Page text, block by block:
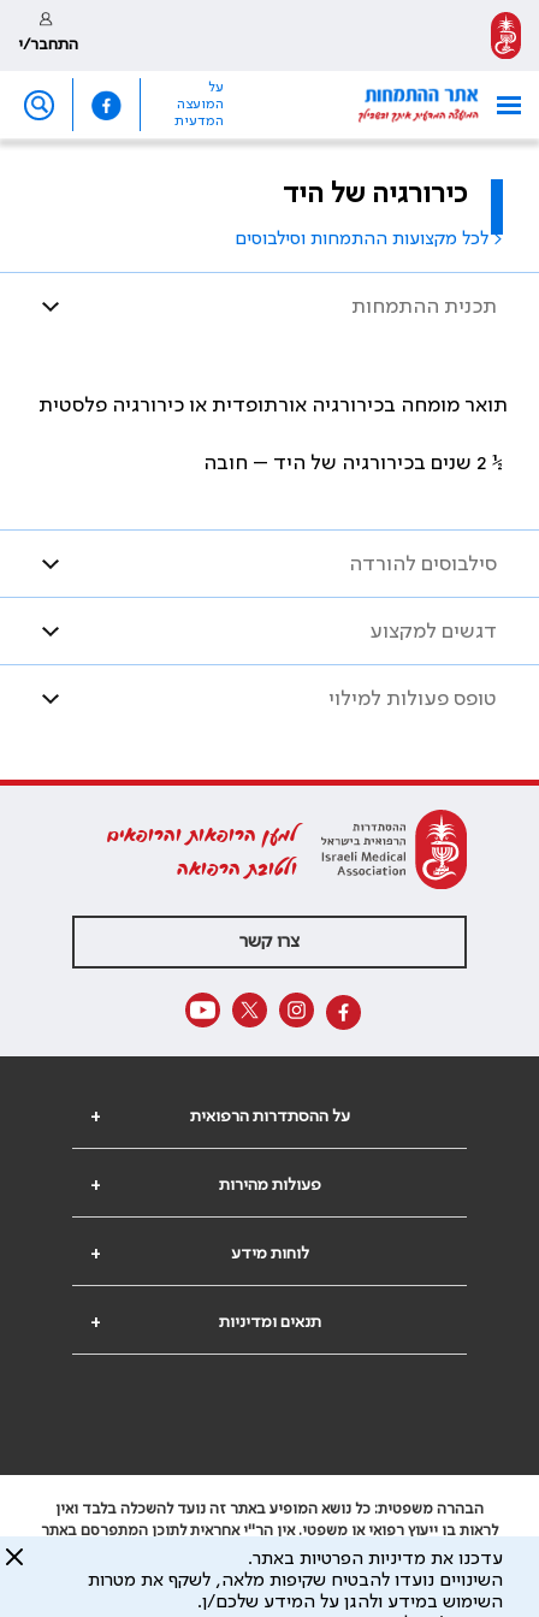
התחבר/י
על
המועצה
המדעית
כירורגיה של היד
< לכל מקצועות ההתמחות וסילבוסים
תכנית ההתמחות
תואר מומחה בכירורגיה אורתופדית או כירורגיה פלסטית
½ 2 שנים בכירורגיה של היד – חובה
סילבוסים להורדה
דגשים למקצוע
טופס פעולות למילוי
למען הרופאות והרופאים
ולטובת הרפואה
צרו קשר
+ על ההסתדרות הרפואית
+ פעולות מהירות
+ לוחות מידע
+ תנאים ומדיניות
הבהרה משפטית: כל נושא המופיע באתר זה נועד להשכלה בלבד ואין
לראות בו ייעוץ רפואי או משפטי. אין הר"י אחראית לתוכן המתפרסם באתר
זה ולכל נזק שעלול להיגרם.
ידוע לי שהר"י אוספת ושומרת מידע אישי לצורך מתן השרות וכי חלק ממנו
עשוי להיות מועבר לצדדים שלישיים, הכל בכפוף ל
עדכנו את מדיניות הפרטיות באתר.
השינויים נועדו להבטיח שקיפות מלאה, לשקף את מטרות
השימוש במידע ולהגן על המידע שלכם/ן.